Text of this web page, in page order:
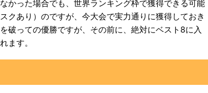
かった場合でも、世界ランキング枠で獲得できる可能
クあり）のですが、今大会で実力通りに獲得しておき
破っての優勝ですが、その前に、絶対にベスト8に入
ます。